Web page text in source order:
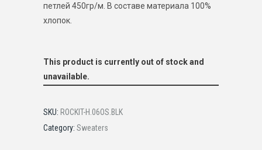
петлей 450гр/м. В составе материала 100%
хлопок.
This product is currently out of stock and
unavailable.
SKU: ROCKIT-H.06OS.BLK
Category: Sweaters